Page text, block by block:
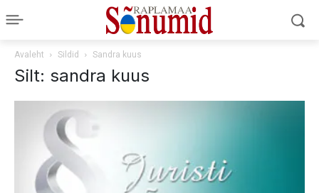
Avaleht Sildid Sandra kuus
Silt: sandra kuus